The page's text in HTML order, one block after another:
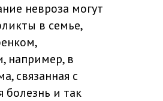
невроза могут
в семье,
например, в
связанная с
болезнь и так